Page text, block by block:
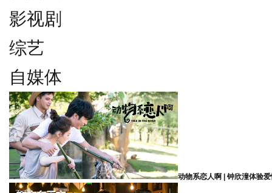
影视剧
综艺
自媒体
动物系恋人啊 | 钟欣潼体验